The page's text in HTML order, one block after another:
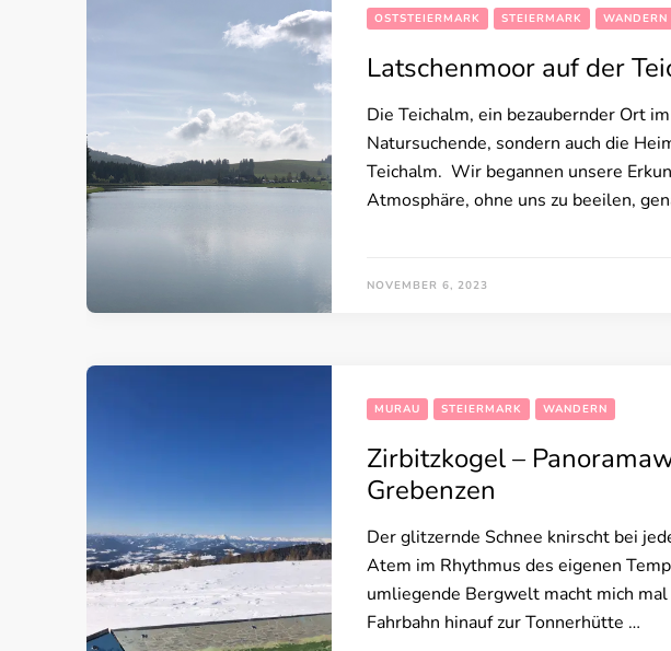
OSTSTEIERMARK STEIERMARK WANDERN
Latschenmoor auf der
Die Teichalm, ein bezaubernder Ort
Natursuchende, sondern auch die
Teichalm. Wir begannen unsere
Atmosphäre, ohne uns zu beeilen,
NOVEMBER 6, 2023
MURAU STEIERMARK WANDERN
Zirbitzkogel –
Grebenzen
Der glitzernde Schnee knirscht bei
Atem im Rhythmus des eigenen
umliegende Bergwelt macht mich
Fahrbahn hinauf zur Tonnerhütte …